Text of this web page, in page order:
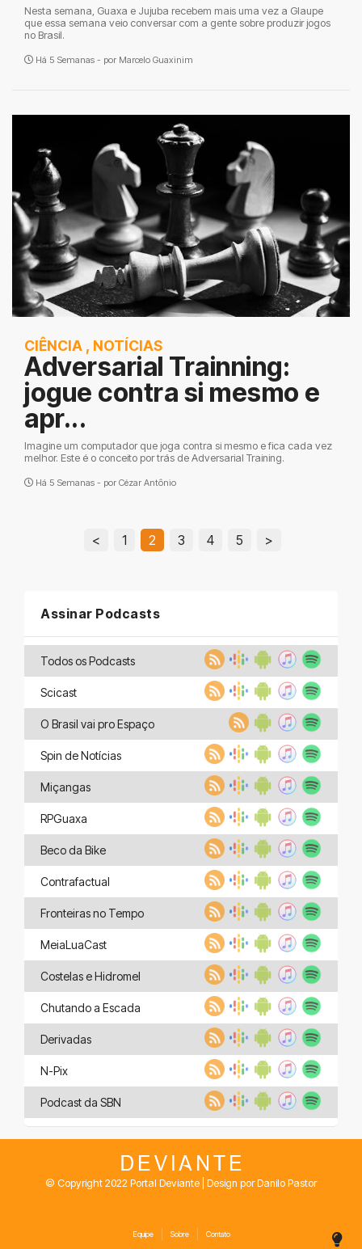
Nesta semana, Guaxa e Jujuba recebem mais uma vez a Glaupe
que essa semana veio conversar com a gente sobre produzir jogos
no Brasil.
Há 5 Semanas - por Marcelo Guaxinim
CIÊNCIA , NOTÍCIAS
Adversarial Trainning:
jogue contra si mesmo e
apr...
Imagine um computador que joga contra si mesmo e fica cada vez
melhor. Este é o conceito por trás de Adversarial Training.
Há 5 Semanas - por Cézar Antônio
< 1 2 3 4 5 >
Assinar Podcasts
Todos os Podcasts
Scicast
O Brasil vai pro Espaço
Spin de Notícias
Miçangas
RPGuaxa
Beco da Bike
Contrafactual
Fronteiras no Tempo
MeiaLuaCast
Costelas e Hidromel
Chutando a Escada
Derivadas
N-Pix
Podcast da SBN
© Copyright 2022 Portal Deviante | Design por Danilo Pastor
Equipe Sobre Contato